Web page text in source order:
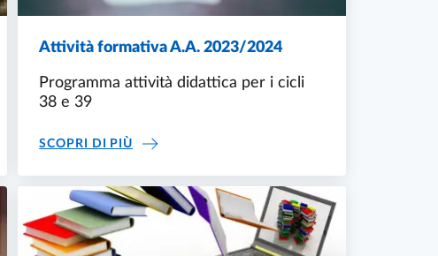
Attività formativa A.A. 2023/2024
Programma attività didattica per i cicli
38 e 39
SCOPRI DI PIÙ ATTIVITÀ FORMATIVA A.A. 2023/2024